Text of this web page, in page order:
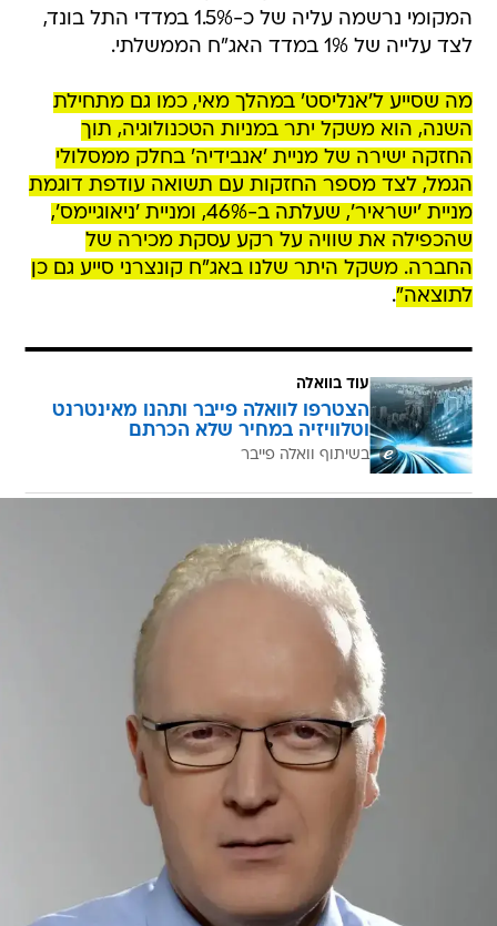
המקומי נרשמה עליה של כ-1.5% במדדי התל בונד,
לצד עלייה של 1% במדד האג"ח הממשלתי.
מה שסייע ל'אנליסט' במהלך מאי, כמו גם מתחילת
השנה, הוא משקל יתר במניות הטכנולוגיה, תוך
החזקה ישירה של מניית 'אנבידיה' בחלק ממסלולי
הגמל, לצד מספר החזקות עם תשואה עודפת דוגמת
מניית 'ישראיר', שעלתה ב-46%, ומניית 'ניאוגיימס',
שהכפילה את שוויה על רקע עסקת מכירה של
החברה. משקל היתר שלנו באג"ח קונצרני סייע גם כן
לתוצאה".
עוד בוואלה
הצטרפו לוואלה פייבר ותהנו מאינטרנט
וטלוויזיה במחיר שלא הכרתם
בשיתוף וואלה פייבר